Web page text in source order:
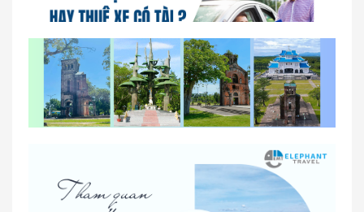
So sánh thuê xe tự lái và thuê xe có tài xế tại Huế
Nhà Xe Con Voi – Dịch Vụ Cho Thuê Xe Từ Huế,